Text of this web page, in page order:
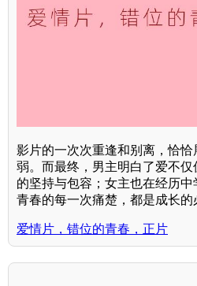
影片的一次次重逢和别离，恰
弱。而最终，男主明白了爱不
的坚持与包容；女主也在经历
青春的每一次痛楚，都是成长的
爱情片，错位的青春，正片